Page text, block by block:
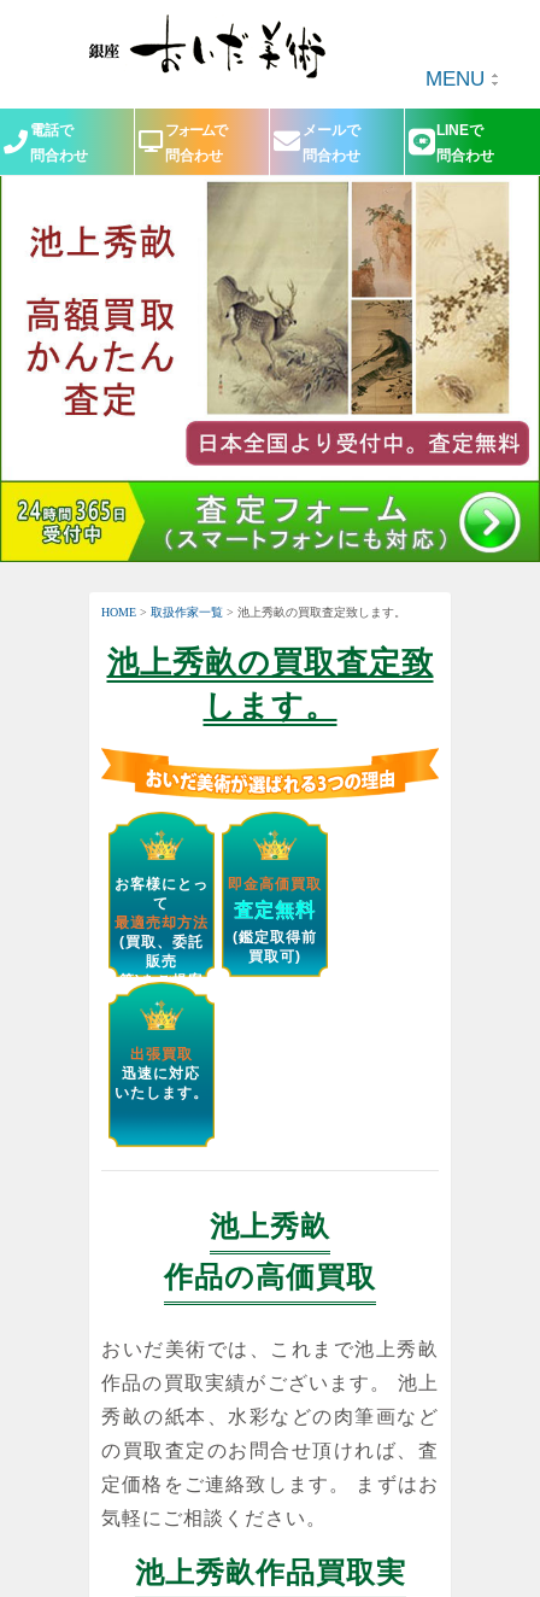
MENU
電話で
問合わせ
フォームで
問合わせ
メールで
問合わせ
LINEで
問合わせ
HOME > 取扱作家一覧 > 池上秀畝の買取査定致します。
池上秀畝の買取査定致
します。
お客様にとっ
て
最適売却方法
(買取、委託
販売
等)をご提案
します。
即金高価買取
査定無料
(鑑定取得前
買取可)
出張買取
迅速に対応
いたします。
池上秀畝
作品の高価買取
おいだ美術では、これまで池上秀畝
作品の買取実績がございます。 池上
秀畝の紙本、水彩などの肉筆画など
の買取査定のお問合せ頂ければ、査
定価格をご連絡致します。 まずはお
気軽にご相談ください。
池上秀畝作品買取実